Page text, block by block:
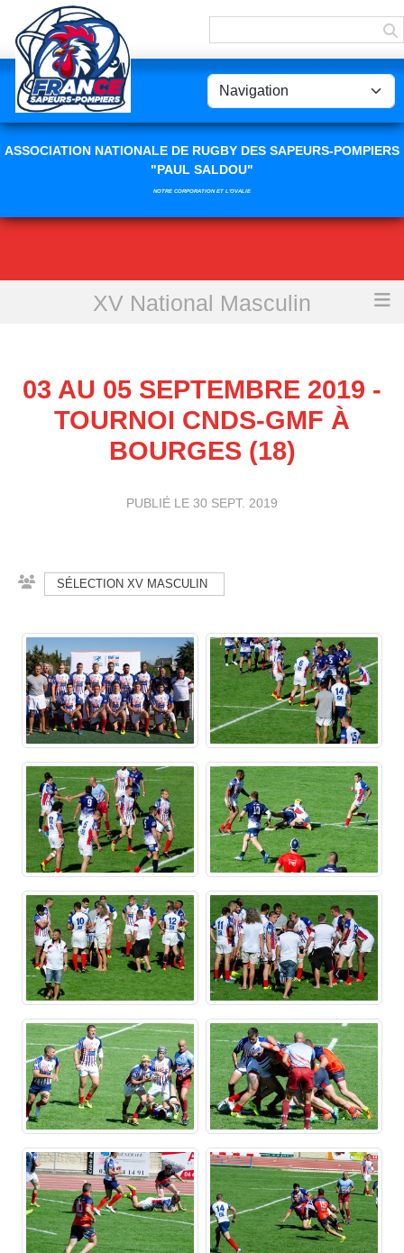
ASSOCIATION NATIONALE DE RUGBY DES SAPEURS-POMPIERS
"PAUL SALDOU"
NOTRE CORPORATION ET L'OVALIE
XV National Masculin
03 au 05 Septembre 2019 - Tournoi CNDS-GMF à Bourges (18)
03 AU 05 SEPTEMBRE 2019 -
TOURNOI CNDS-GMF À
BOURGES (18)
PUBLIÉ LE 30 SEPT. 2019
SÉLECTION XV MASCULIN
Panneau de gestion des cookies